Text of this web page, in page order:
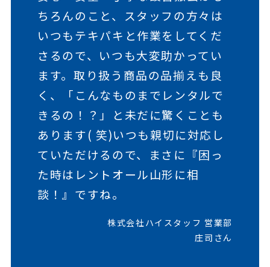
ちろんのこと、スタッフの方々は
いつもテキパキと作業をしてくだ
さるので、いつも大変助かってい
ます。取り扱う商品の品揃えも良
く、「こんなものまでレンタルで
きるの！？」と未だに驚くことも
あります( 笑)いつも親切に対応し
ていただけるので、まさに『困っ
た時はレントオール山形に相
談！』ですね。
株式会社ハイスタッフ 営業部
庄司さん